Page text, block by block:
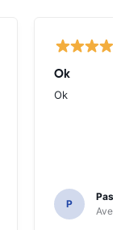
Ok
Ok
P
Avec